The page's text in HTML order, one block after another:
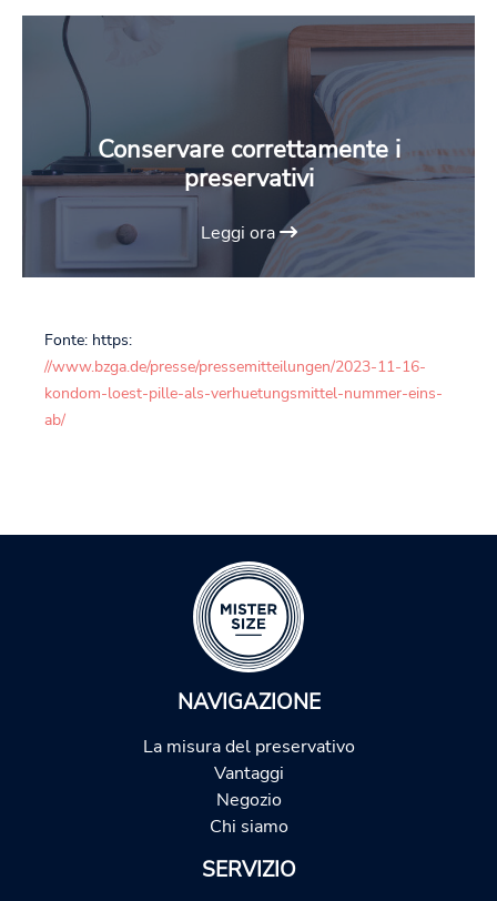
Conservare correttamente i
preservativi
Leggi ora
Fonte: https:
//www.bzga.de/presse/pressemitteilungen/2023-11-16-
kondom-loest-pille-als-verhuetungsmittel-nummer-eins-
ab/
NAVIGAZIONE
La misura del preservativo
Vantaggi
Negozio
Chi siamo
SERVIZIO